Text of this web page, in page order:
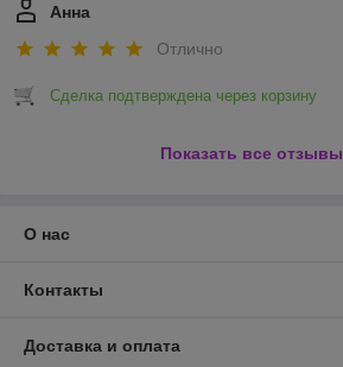
Анна
Отлично
Сделка подтверждена через корзину
Показать все отзывы
О нас
Контакты
Доставка и оплата